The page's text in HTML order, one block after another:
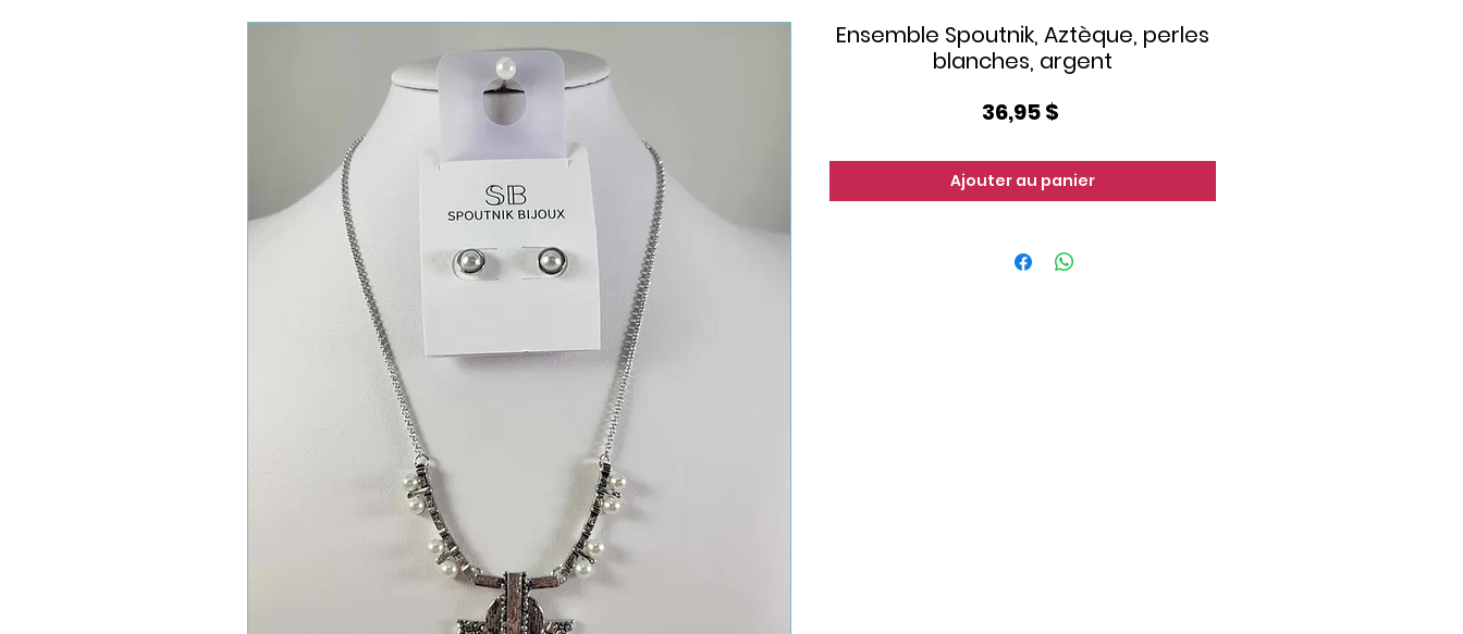
Ensemble Spoutnik, Aztèque, perles
blanches, argent
36,95 $Prix
Ajouter au panier